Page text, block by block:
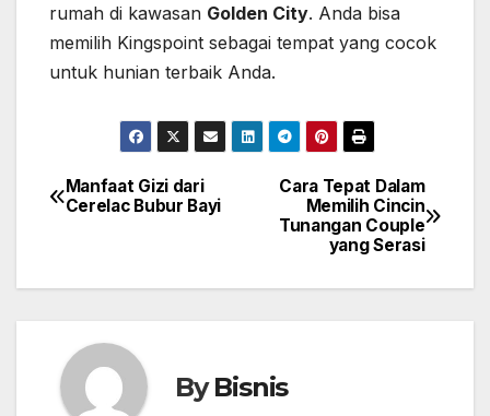
rumah di kawasan Golden City. Anda bisa
memilih Kingspoint sebagai tempat yang cocok
untuk hunian terbaik Anda.
Post
Cara Tepat Dalam
Memilih Cincin
Tunangan Couple
yang Serasi
Manfaat Gizi dari
Cerelac Bubur Bayi
ByBisnis